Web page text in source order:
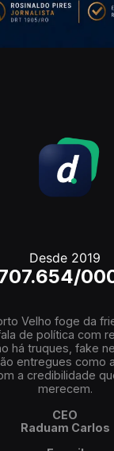
Desde 2019
Velho foge da
de política com
há truques, fake
entregues como
a credibilidade
merecem.
CEO
Raduam Carlos